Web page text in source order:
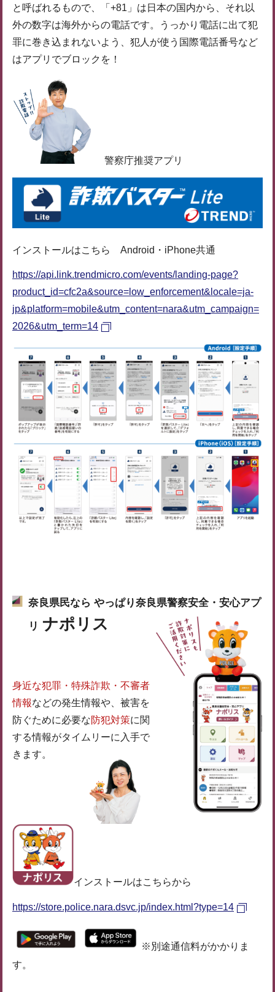
と呼ばれるもので、「+81」は日本の国内から、それ以
外の数字は海外からの電話です。うっかり電話に出て犯
罪に巻き込まれないよう、犯人が使う国際電話番号など
はアプリでブロックを！
警察庁推奨アプリ
インストールはこちら Android・iPhone共通
https://api.link.trendmicro.com/events/landing-page?
product_id=cfc2a&source=low_enforcement&locale=ja-
jp&platform=mobile&utm_content=nara&utm_campaign=
2026&utm_term=14
奈良県民なら やっぱり奈良県警察安全・安心アプ
リ ナポリス
身近な犯罪・特殊詐欺・不審者
情報などの発生情報や、被害を
防ぐために必要な防犯対策に関
する情報がタイムリーに入手で
きます。
インストールはこちらから
https://store.police.nara.dsvc.jp/index.html?type=14
※別途通信料がかかりま
す。